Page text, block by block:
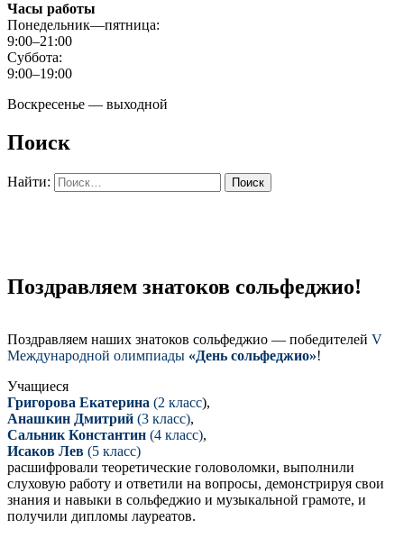
Часы работы
Понедельник—пятница:
9:00–21:00
Суббота:
9:00–19:00
Воскресенье — выходной
Поиск
Найти:
Поздравляем знатоков сольфеджио!
Поздравляем наших знатоков сольфеджио — победителей V
Международной олимпиады «День сольфеджио»!
Учащиеся
Григорова Екатерина (2 класс),
Анашкин Дмитрий (3 класс),
Сальник Константин (4 класс),
Исаков Лев (5 класс)
расшифровали теоретические головоломки, выполнили
слуховую работу и ответили на вопросы, демонстрируя свои
знания и навыки в сольфеджио и музыкальной грамоте, и
получили дипломы лауреатов.